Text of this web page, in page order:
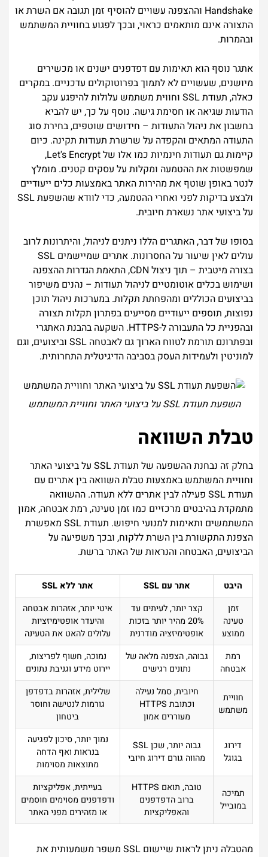
Handshake וההצפנה עשויים להוסיף זמן תגובה אם השרת או
התצורה אינם מותאמים כראוי, ובכך לפגוע בחוויית המשתמש
ובהמרות.
אתגר נוסף הוא תאימות עם דפדפנים ישנים או מכשירים
מיושנים, שעשויים לא לתמוך בפרוטוקולים עדכניים. במקרים
כאלה, תעודת SSL וחווית משתמש עלולות להיפגע עקב
הודעות שגיאה או חסימת גישה. נוסף על כך, יש להביא
בחשבון את ניהול התעודות – חידושים שוטפים, בחירת סוג
התעודה המתאים והקפדה על שרשרת תעודות תקינה. כיום
קיימות גם תעודות חינמיות כמו אלו של Let's Encrypt,
שמפשטות את ההטמעה ומקלות על עסקים קטנים. מומלץ
לנטר באופן שוטף את מהירות האתר באמצעות כלים ייעודיים
ולבצע בדיקות לפני ואחרי ההטמעה, כדי לוודא שהשפעת SSL
על ביצועי אתר נשארת חיובית.
בסופו של דבר, האתגרים הללו ניתנים לניהול, והיתרונות לרוב
עולים לאין שיעור על החסרונות. אתרים שמיישמים SSL
בצורה מיטבית – תוך ניצול CDN, התאמת הגדרות ההצפנה
ושימוש בכלים אוטומטיים לניהול תעודות – נהנים משיפור
בביצועים הכוללים ומהפחתת תקלות. במערכות ניהול תוכן
נפוצות, תוספים ייעודיים מסייעים בפתרון תקלות תצורה
ובהפניית כל התעבורה ל-HTTPS. השקעה בהבנת האתגרי
ובפתרונם תורמת לטווח הארוך גם לאבטחה SSL וביצועים, וגם
למוניטין ולעמידות העסק בסביבה הדיגיטלית התחרותית.
השפעת תעודת SSL על ביצועי האתר וחוויית המשתמש
טבלת השוואה
בחלק זה נבחנת ההשפעה של תעודת SSL על ביצועי האתר
וחוויית המשתמש באמצעות טבלת השוואה בין אתרים עם
תעודת SSL פעילה לבין אתרים ללא תעודה. ההשוואה
מתמקדת בהיבטים מרכזיים כמו זמן טעינה, רמת אבטחה, אמון
המשתמשים ותאימות למנועי חיפוש. תעודת SSL מאפשרת
הצפנת התקשורת בין השרת ללקוח, ובכך משפיעה על
הביצועים, האבטחה והנראות של האתר ברשת.
היבט אתר עם SSL
אתר ללא SSL
זמן
טעינה
ממוצע
קצר יותר, לעיתים עד
20% מהיר יותר בזכות
אופטימיזציה מודרנית
איטי יותר, אזהרות אבטחה
והיעדר אופטימיזציות
עלולים להאט את הטעינה
רמת
אבטחה
גבוהה, הצפנה מלאה של
נתונים רגישים
נמוכה, חשוף לפריצות,
יירוט מידע וגניבת נתונים
חוויית
משתמש
חיובית, סמל נעילה
וכתובת HTTPS
מעוררים אמון
שלילית, אזהרות בדפדפן
גורמות לנטישה וחוסר
ביטחון
דירוג
בגוגל
גבוה יותר, שכן SSL
מהווה גורם דירוג חיובי
נמוך יותר, סיכון לפגיעה
בנראות ואף הדחה
מתוצאות מסוימות
תמיכה
במובייל
טובה, תואם HTTPS
ברוב הדפדפנים
והאפליקציות
בעייתית, אפליקציות
ודפדפנים מסוימים חוסמים
או מזהירים מפני האתר
מהטבלה ניתן לראות שיישום SSL משפר משמעותית את